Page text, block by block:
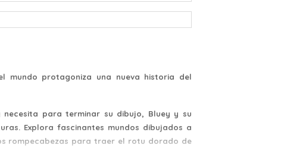
protagoniza una nueva historia del
para terminar su dibujo, Bluey y su
Explora fascinantes mundos dibujados a
rompecabezas para traer el rotu dorado de